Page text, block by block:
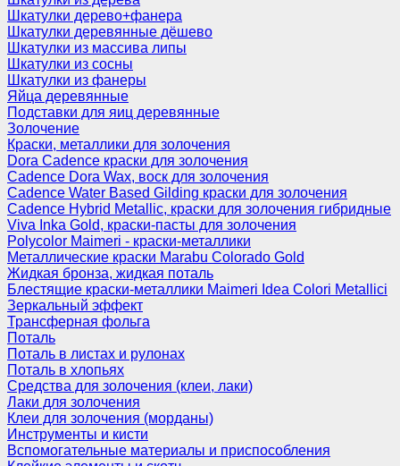
Шкатулки дерево+фанера
Шкатулки деревянные дёшево
Шкатулки из массива липы
Шкатулки из сосны
Шкатулки из фанеры
Яйца деревянные
Подставки для яиц деревянные
Золочение
Краски, металлики для золочения
Dora Cadence краски для золочения
Cadence Dora Wax, воск для золочения
Cadence Water Based Gilding краски для золочения
Cadence Hybrid Metallic, краски для золочения гибридные
Viva Inka Gold, краски-пасты для золочения
Polycolor Maimeri - краски-металлики
Металлические краски Marabu Colorado Gold
Жидкая бронза, жидкая поталь
Блестящие краски-металлики Maimeri Idea Colori Metallici
Зеркальный эффект
Трансферная фольга
Поталь
Поталь в листах и рулонах
Поталь в хлопьях
Средства для золочения (клеи, лаки)
Лаки для золочения
Клеи для золочения (морданы)
Инструменты и кисти
Вспомогательные материалы и приспособления